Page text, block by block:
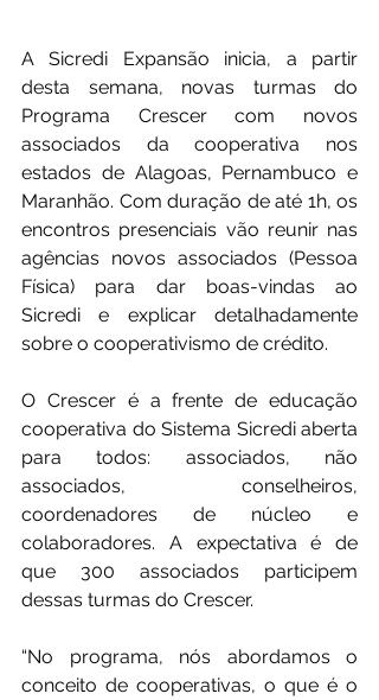
A Sicredi Expansão inicia, a partir
desta semana, novas turmas do
Programa Crescer com novos
associados da cooperativa nos
estados de Alagoas, Pernambuco e
Maranhão. Com duração de até 1h, os
encontros presenciais vão reunir nas
agências novos associados (Pessoa
Física) para dar boas-vindas ao
Sicredi e explicar detalhadamente
sobre o cooperativismo de crédito.
O Crescer é a frente de educação
cooperativa do Sistema Sicredi aberta
para todos: associados, não
associados, conselheiros,
coordenadores de núcleo e
colaboradores. A expectativa é de
que 300 associados participem
dessas turmas do Crescer.
“No programa, nós abordamos o
conceito de cooperativas, o que é o